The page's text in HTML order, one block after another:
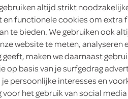
4.
79
325 Gram
in winkelmand
altijd strikt
en functionele cookies om extra
te bieden. We gebruiken ook
website te meten, analyseren
maken we daarnaast
op basis van je surfgedrag
persoonlijke interesses en
het gebruik van social